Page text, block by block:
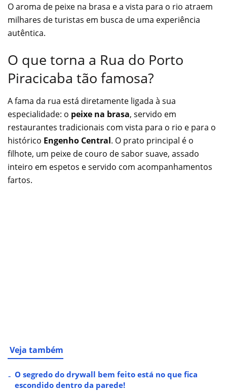
O aroma de peixe na brasa e a vista para o rio atraem
milhares de turistas em busca de uma experiência
autêntica.
O que torna a Rua do Porto
Piracicaba tão famosa?
A fama da rua está diretamente ligada à sua
especialidade: o peixe na brasa, servido em
restaurantes tradicionais com vista para o rio e para o
histórico Engenho Central. O prato principal é o
filhote, um peixe de couro de sabor suave, assado
inteiro em espetos e servido com acompanhamentos
fartos.
Veja também
O segredo do drywall bem feito está no que fica
escondido dentro da parede!